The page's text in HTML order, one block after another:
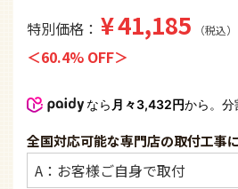
特別価格
¥41,185 税込
60.4% OFF
なら 月々3,432円から。分
全国対応可能な専門店の取付工事